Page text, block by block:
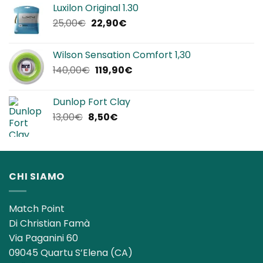
era:
12,00€.
è:
8,50€.
Luxilon Original 1.30
25,00€ Il
era:
25,00€.
22,90€Il
è:
22,90€.
Wilson Sensation Comfort 1,30
140,00€ Il
era:
140,00€.
119,90€Il
Dunlop Fort Clay
13,00€ Il
era:
8,50€Il
è:
CHI SIAMO
Match Point
Di Christian Famà
Via Paganini 60
09045 Quartu S’Elena (CA)